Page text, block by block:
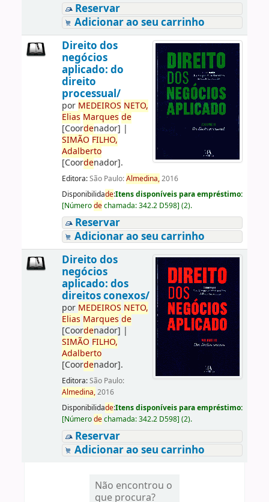
Reservar
Adicionar ao seu carrinho
Direito dos
negócios
aplicado: do
direito
processual/
por MEDEIROS NETO,
Elias Marques de
[Coordenador] |
SIMÃO FILHO,
Adalberto
[Coordenador].
Editora:São Paulo:Almedina,2016
Disponibilidade:Itens disponíveis para empréstimo:
[Númerodechamada:342.2 D598] (2).
Reservar
Adicionar ao seu carrinho
Direito dos
negócios
aplicado: dos
direitos conexos/
por MEDEIROS NETO,
Elias Marques de
[Coordenador] |
SIMÃO FILHO,
Adalberto
[Coordenador].
Editora:São Paulo:
Almedina,2016
Disponibilidade:Itens disponíveis para empréstimo:
[Númerodechamada:342.2 D598] (2).
Reservar
Adicionar ao seu carrinho
Não encontrou o
que procura?